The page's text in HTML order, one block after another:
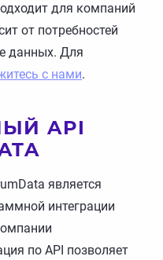
для компаний
от потребностей
данных. Для
с нами.
API
является
интеграции
по API позволяет